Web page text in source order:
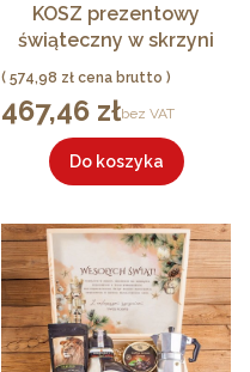
KOSZ prezentowy
świąteczny w skrzyni
dla Niego Z PODPISEM
Zestaw Męski GIGA
Cena
574,98 zł
Cena
467,46 złbez VAT
Do koszyka